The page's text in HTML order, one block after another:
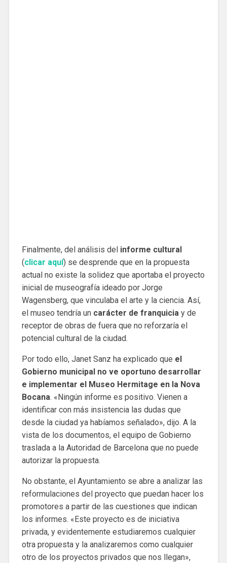
Finalmente, del análisis del informe cultural
(clicar aquí) se desprende que en la propuesta
actual no existe la solidez que aportaba el proyecto
inicial de museografía ideado por Jorge
Wagensberg, que vinculaba el arte y la ciencia. Así,
el museo tendría un carácter de franquiciay de
receptor de obras de fuera que no reforzaría el
potencial cultural de la ciudad.
Por todo ello, Janet Sanz ha explicado que el
Gobierno municipal no ve oportuno desarrollar
e implementar el Museo Hermitage en la Nova
Bocana. «Ningún informe es positivo. Vienen a
identificar con más insistencia las dudas que
desde la ciudad ya habíamos señalado», dijo. A la
vista de los documentos, el equipo de Gobierno
traslada a la Autoridad de Barcelona que no puede
autorizar la propuesta.
No obstante, el Ayuntamiento se abre a analizar las
reformulaciones del proyecto que puedan hacer los
promotores a partir de las cuestiones que indican
los informes. «Este proyecto es de iniciativa
privada, y evidentemente estudiaremos cualquier
otra propuesta y la analizaremos como cualquier
otro de los proyectos privados que nos llegan»,